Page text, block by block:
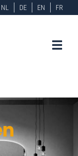
NL DE EN FR